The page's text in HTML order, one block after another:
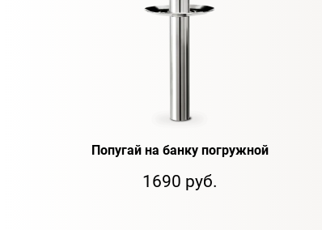
Попугай на банку погружной
1690 руб.